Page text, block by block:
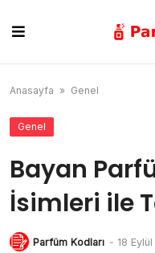
content
Anasayfa » Genel
Genel
Bayan
İsimleri ile
Parfüm Kodları - 18